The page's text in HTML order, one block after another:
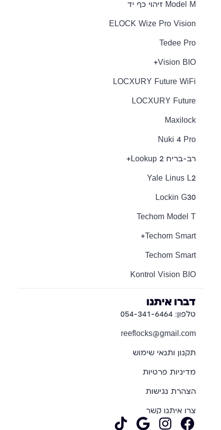
Model M זיהוי כף יד
ELOCK Wize Pro Vision
Tedee Pro
Vision BIO+
LOCXURY Future WiFi
LOCXURY Future
Maxilock
Nuki 4 Pro
רב-בריח Lookup 2+
Yale Linus L2
Lockin G30
Techom Model T
Techom Smart+
Techom Smart
Kontrol Vision BIO
דברו איתנו
טלפון: 054-341-6464
reeflocks@gmail.com
תקנון ותנאי שימוש
מדיניות פרטיות
הצהרת נגישות
צרו איתנו קשר